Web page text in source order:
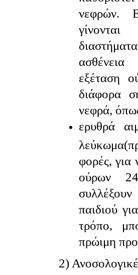
νεφρών.
εξέταση
διάφορα
νεφρά,
ερυθρά
φορές, για
ούρων
παιδιού
τρόπο,
πρώιμη
2)